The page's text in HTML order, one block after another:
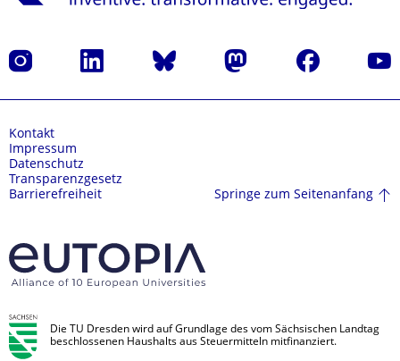
Instagram LinkedIn Bluesky Mastodon Facebook
Kontakt
Impressum
Datenschutz
Transparenzgesetz
Barrierefreiheit
Springe zum Seitenanfang
Die TU Dresden wird auf Grundlage des vom Sächsischen Landtag
beschlossenen Haushalts aus Steuermitteln mitfinanziert.